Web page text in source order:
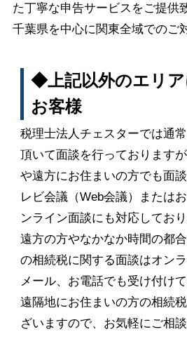
た丁寧な申告サービスをご提供
千葉県を中心に関東全域でのご
◆上記以外のエリ
お客様
税理士法人チェスターでは通
頂いて面談を行っております
や遠方にお住まいの方でも面
レビ会議（Web会議）または
ンライン面談にも対応しており
遠方の方やなかなか時間の都
の相続税に関する面談はオン
メール、お電話でも受け付けて
遠隔地にお住まいの方の相続
ざいますので、お気軽にご相談